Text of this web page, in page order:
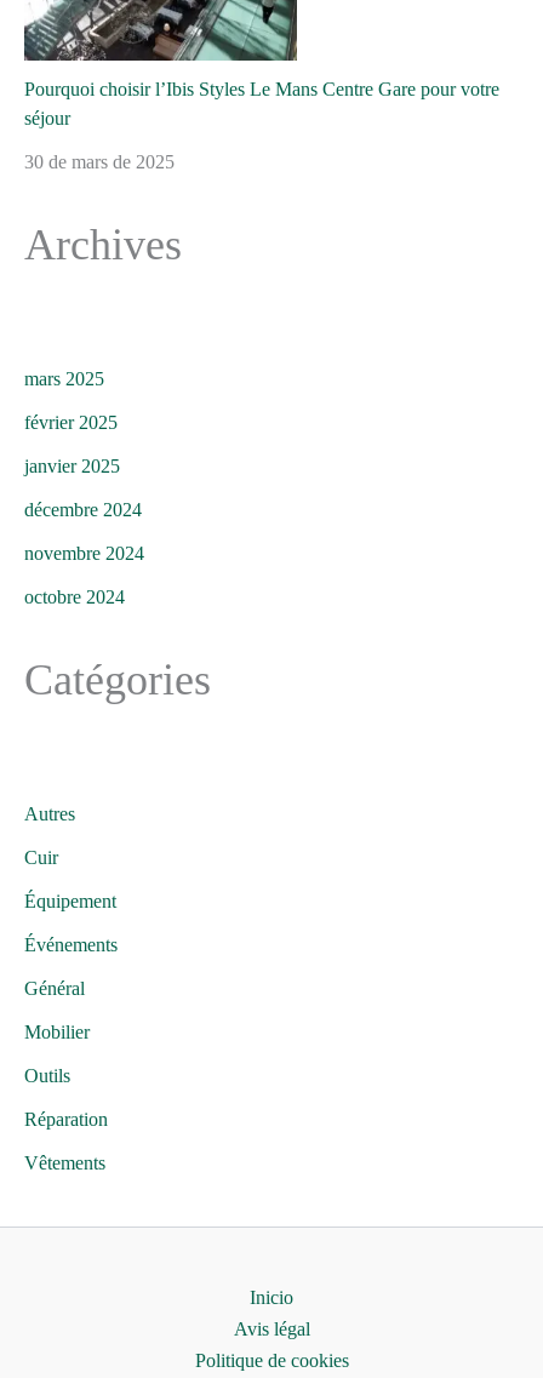
Pourquoi choisir l’Ibis Styles Le Mans Centre Gare pour votre
séjour
30 de mars de 2025
Archives
mars 2025
février 2025
janvier 2025
décembre 2024
novembre 2024
octobre 2024
Catégories
Autres
Cuir
Équipement
Événements
Général
Mobilier
Outils
Réparation
Vêtements
Inicio
Avis légal
Politique de cookies